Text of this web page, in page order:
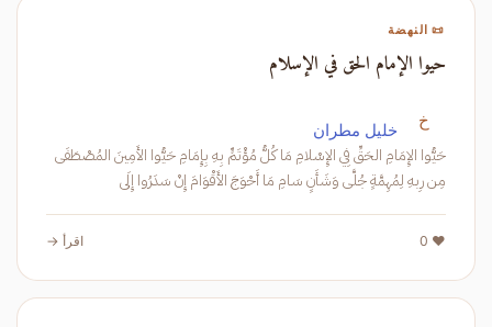
📜 النهضة
حيوا الإمام الحق في الإسلام
خ خليل مطران
حَيُّوا الإِمَامِ الحَقِّ فِي الإِسْلامِ مَا كُلُّ مُؤْتَمٍّ بِهِ بِإِمَامِ حَيُّوا الأَمِينَ المُصْطَفَى
مِن رِبهِ لِمُهِمَّةٍ جُلَّى وَشَأَنٍ سَامِ مَا أَحْوَجَ الأَقْوَامَ إِنْ سَدَرُوا إِلَى
❤️ 0 اقرأ →